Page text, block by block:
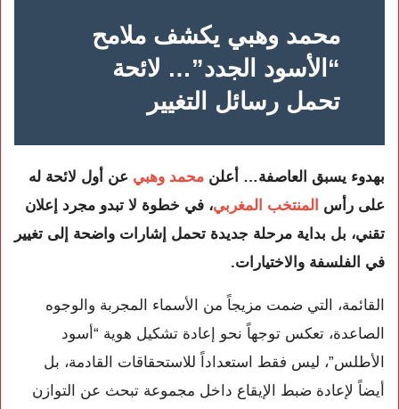
محمد وهبي يكشف ملامح
“الأسود الجدد”… لائحة
تحمل رسائل التغيير
بهدوء يسبق العاصفة… أعلن محمد وهبي عن أول لائحة له
على رأس المنتخب المغربي، في خطوة لا تبدو مجرد إعلان
تقني، بل بداية مرحلة جديدة تحمل إشارات واضحة إلى تغيير
في الفلسفة والاختيارات.
القائمة، التي ضمت مزيجاً من الأسماء المجربة والوجوه
الصاعدة، تعكس توجهاً نحو إعادة تشكيل هوية “أسود
الأطلس”، ليس فقط استعداداً للاستحقاقات القادمة، بل
أيضاً لإعادة ضبط الإيقاع داخل مجموعة تبحث عن التوازن